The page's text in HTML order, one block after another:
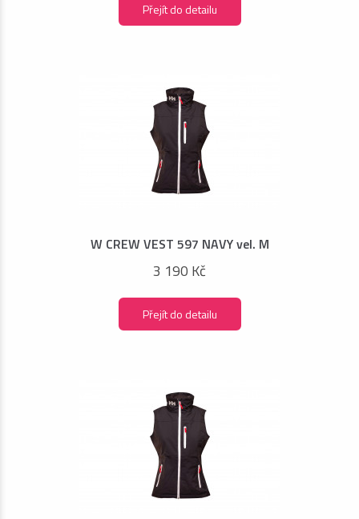
Přejít do detailu
W CREW VEST 597 NAVY vel. M
3 190 Kč
Přejít do detailu